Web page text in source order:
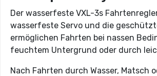
Der wasserfeste VXL-3s
wasserfeste Servo und die
ermöglichen Fahrten bei nassen
feuchtem Untergrund oder durch
Nach Fahrten durch Wasser, Matsch